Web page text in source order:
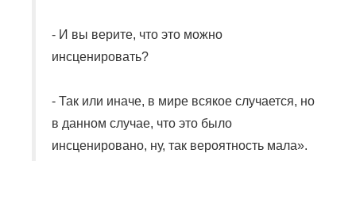
- И вы верите, что это можно
инсценировать?
- Так или иначе, в мире всякое случается, но
в данном случае, что это было
инсценировано, ну, так вероятность мала».